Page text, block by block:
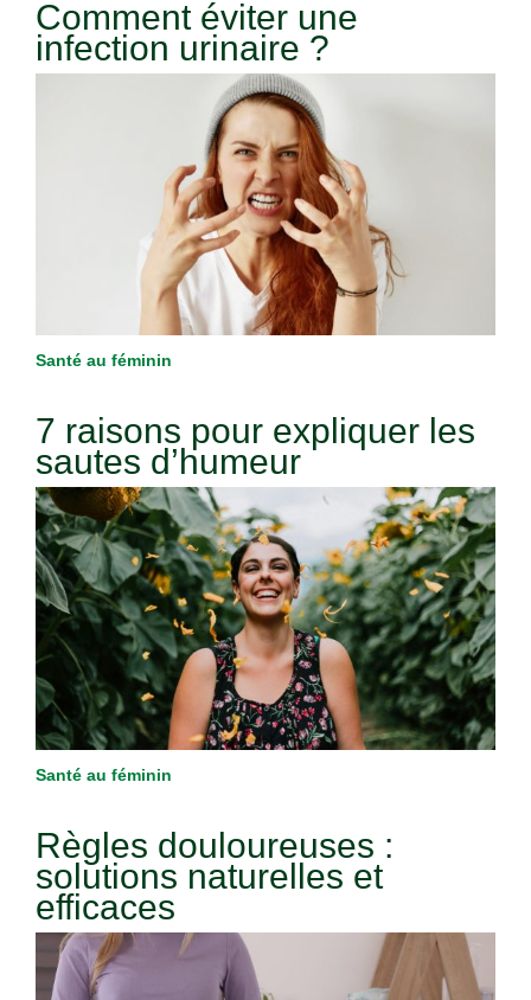
Comment éviter une
infection urinaire ?
Santé au féminin
7 raisons pour expliquer les
sautes d’humeur
Santé au féminin
Règles douloureuses :
solutions naturelles et
efficaces